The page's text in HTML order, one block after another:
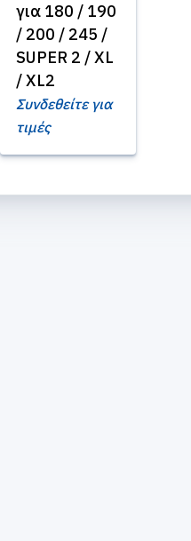
για 180 / 190
/ 200 / 245 /
SUPER 2 / XL
/ XL2
Συνδεθείτε για
τιμές